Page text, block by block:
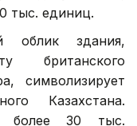
тыс. единиц.
облик здания,
британского
символизирует
Казахстана.
более 30 тыс.